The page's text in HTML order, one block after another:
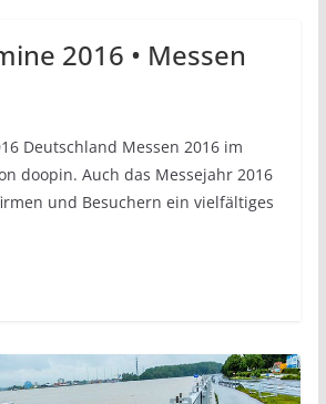
2016 • Messen
Deutschland Messen 2016 im
doopin. Auch das Messejahr 2016
und Besuchern ein vielfältiges